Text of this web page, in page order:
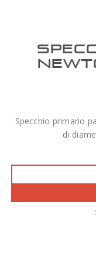
Specchio primario
di